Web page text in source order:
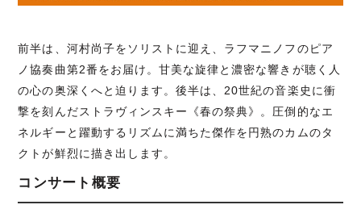
前半は、河村尚子をソリストに迎え、ラフマニノフのピア
ノ協奏曲第2番をお届け。甘美な旋律と濃密な響きが聴く人
の心の奥深くへと迫ります。後半は、20世紀の音楽史に衝
撃を刻んだストラヴィンスキー《春の祭典》。圧倒的なエ
ネルギーと躍動するリズムに満ちた傑作を円熟のカムのタ
クトが鮮烈に描き出します。
コンサート概要